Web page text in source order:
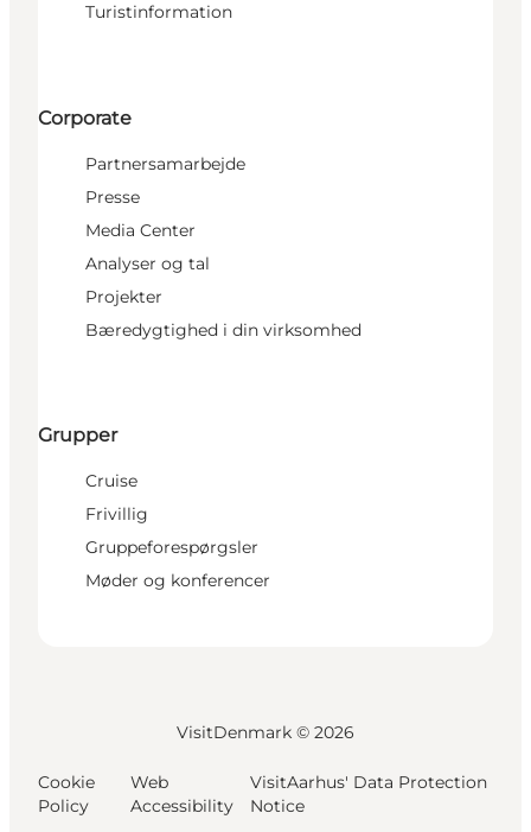
Turistinformation
Corporate
Partnersamarbejde
Presse
Media Center
Analyser og tal
Projekter
Bæredygtighed i din virksomhed
Grupper
Cruise
Frivillig
Gruppeforespørgsler
Møder og konferencer
VisitDenmark © 2026
Cookie
Policy
Web
Accessibility
VisitAarhus' Data Protection
Notice